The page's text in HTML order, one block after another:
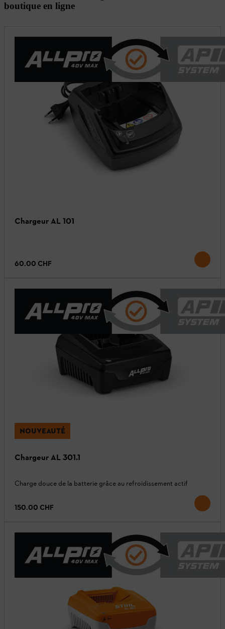
boutique en ligne
Chargeur AL 101
60.00 CHF
NOUVEAUTÉ
Chargeur AL 301.1
Charge douce de la batterie grâce au refroidissement actif
150.00 CHF